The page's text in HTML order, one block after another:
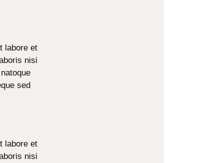
labore et
nisi
sed
labore et
nisi